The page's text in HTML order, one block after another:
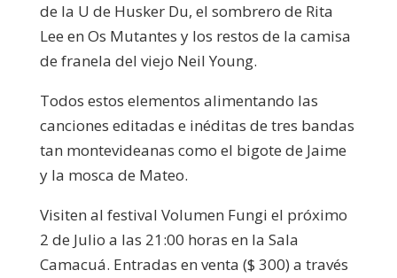
de la U de Husker Du, el sombrero de Rita
Lee en Os Mutantes y los restos de la camisa
de franela del viejo Neil Young.
Todos estos elementos alimentando las
canciones editadas e inéditas de tres bandas
tan montevideanas como el bigote de Jaime
y la mosca de Mateo.
Visiten al festival Volumen Fungi el próximo
2 de Julio a las 21:00 horas en la Sala
Camacuá. Entradas en venta ($ 300) a través